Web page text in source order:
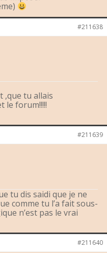
#211638
,que tu allais
le forum!!!!!
#211639
tu dis saidi que je ne
comme tu l’a fait sous-
n’est pas le vrai
#211640